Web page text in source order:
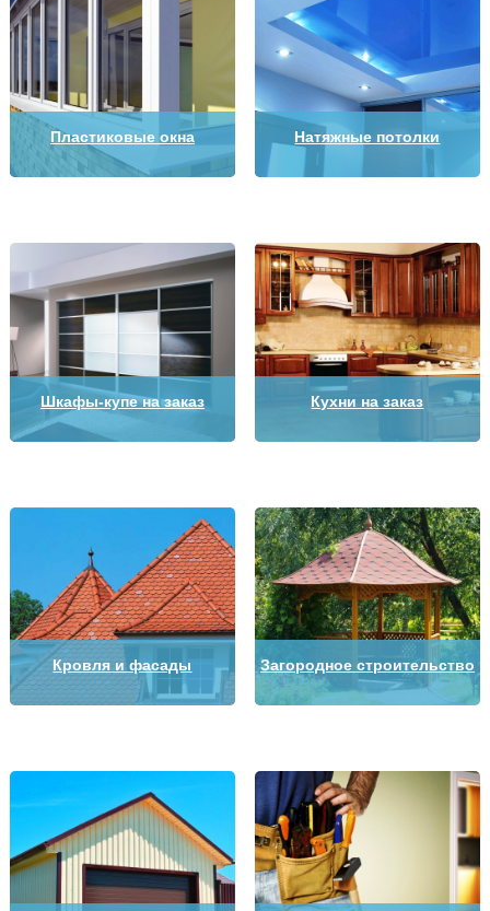
Пластиковые окна Натяжные потолки
Шкафы-купе на заказ Кухни на заказ
Кровля и фасады Загородное строительство